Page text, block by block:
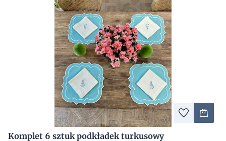
Komplet 6 sztuk podkładek turkusowy